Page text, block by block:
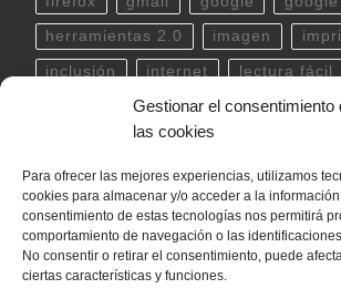
Gestionar el consentimiento
las cookies
Para ofrecer las mejores experiencias, utilizamos
cookies para almacenar y/o acceder a la
consentimiento de estas tecnologías nos permitirá
comportamiento de navegación o las
No consentir o retirar el consentimiento, puede
ciertas características y funciones.
herramientas 2.0 imagen
inclusión internet lectura fácil
linux musica
powerpoint scratch
teclado Telegram terminal
ubuntu video WhatsApp
word YouTube